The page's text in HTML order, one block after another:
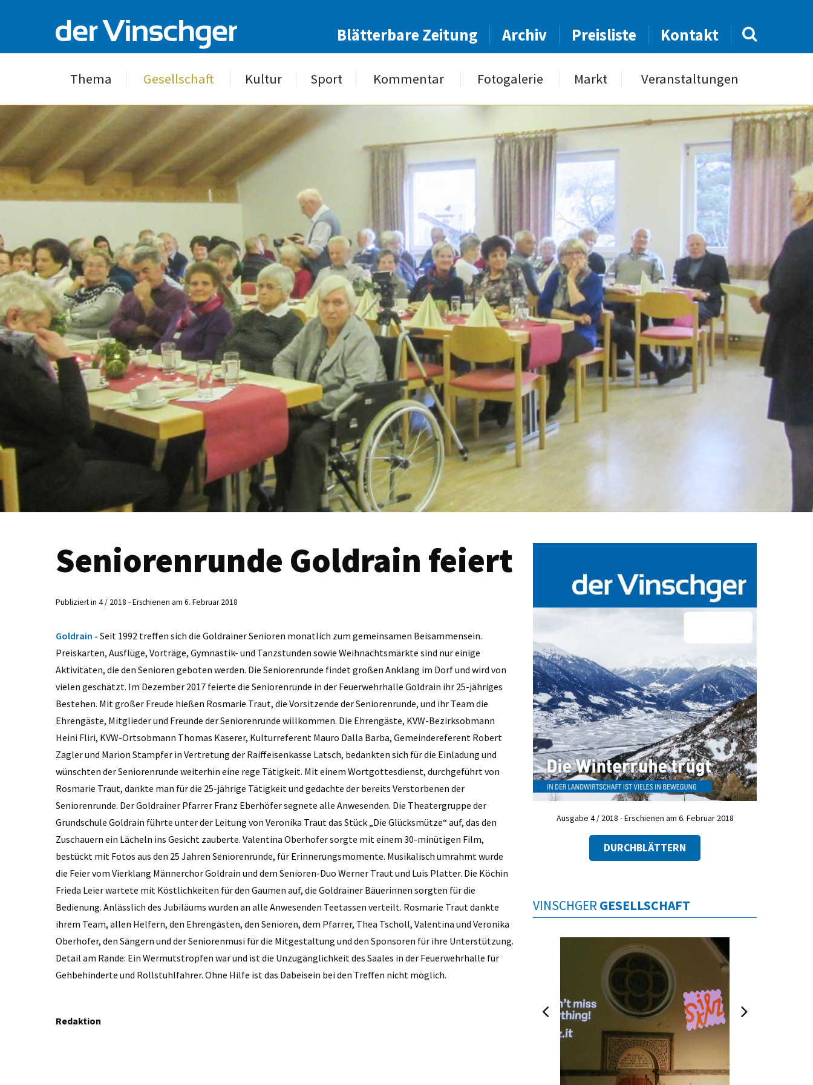
Blätterbare Zeitung Archiv Preisliste Kontakt
Thema Gesellschaft Kultur Sport Kommentar Fotogalerie Markt Veranstaltungen
Seniorenrunde Goldrain feiert
Publiziert in 4 / 2018 - Erschienen am 6. Februar 2018
Goldrain - Seit 1992 treffen sich die Goldrainer Senioren monatlich zum gemeinsamen Beisammensein.
Preiskarten, Ausflüge, Vorträge, Gymnastik- und Tanzstunden sowie Weihnachtsmärkte sind nur einige
Aktivitäten, die den Senioren geboten werden. Die Seniorenrunde findet großen Anklang im Dorf und wird von
vielen geschätzt. Im Dezember 2017 feierte die Seniorenrunde in der Feuerwehrhalle Goldrain ihr 25-jähriges
Bestehen. Mit großer Freude hießen Rosmarie Traut, die Vorsitzende der Seniorenrunde, und ihr Team die
Ehrengäste, Mitglieder und Freunde der Seniorenrunde willkommen. Die Ehrengäste, KVW-Bezirksobmann
Heini Fliri, KVW-Ortsobmann Thomas Kaserer, Kulturreferent Mauro Dalla Barba, Gemeindereferent Robert
Zagler und Marion Stampfer in Vertretung der Raiffeisenkasse Latsch, bedankten sich für die Einladung und
wünschten der Seniorenrunde weiterhin eine rege Tätigkeit. Mit einem Wortgottesdienst, durchgeführt von
Rosmarie Traut, dankte man für die 25-jährige Tätigkeit und gedachte der bereits Verstorbenen der
Seniorenrunde. Der Goldrainer Pfarrer Franz Eberhöfer segnete alle Anwesenden. Die Theatergruppe der
Grundschule Goldrain führte unter der Leitung von Veronika Traut das Stück „Die Glücksmütze“ auf, das den
Zuschauern ein Lächeln ins Gesicht zauberte. Valentina Oberhofer sorgte mit einem 30-minütigen Film,
bestückt mit Fotos aus den 25 Jahren Seniorenrunde, für Erinnerungsmomente. Musikalisch umrahmt wurde
die Feier vom Vierklang Männerchor Goldrain und dem Senioren-Duo Werner Traut und Luis Platter. Die Köchin
Frieda Leier wartete mit Köstlichkeiten für den Gaumen auf, die Goldrainer Bäuerinnen sorgten für die
Bedienung. Anlässlich des Jubiläums wurden an alle Anwesenden Teetassen verteilt. Rosmarie Traut dankte
ihrem Team, allen Helfern, den Ehrengästen, den Senioren, dem Pfarrer, Thea Tscholl, Valentina und Veronika
Oberhofer, den Sängern und der Seniorenmusi für die Mitgestaltung und den Sponsoren für ihre Unterstützung.
Detail am Rande: Ein Wermutstropfen war und ist die Unzugänglichkeit des Saales in der Feuerwehrhalle für
Gehbehinderte und Rollstuhlfahrer. Ohne Hilfe ist das Dabeisein bei den Treffen nicht möglich.
Redaktion
Ausgabe 4 / 2018 - Erschienen am 6. Februar 2018
DURCHBLÄTTERN
VINSCHGER GESELLSCHAFT